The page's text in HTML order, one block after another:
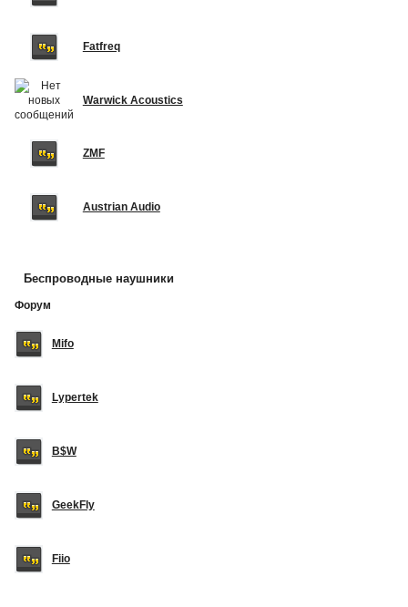
Fatfreq
Warwick Acoustics
ZMF
Austrian Audio
Беспроводные наушники
Форум
Mifo
Lypertek
B$W
GeekFly
Fiio